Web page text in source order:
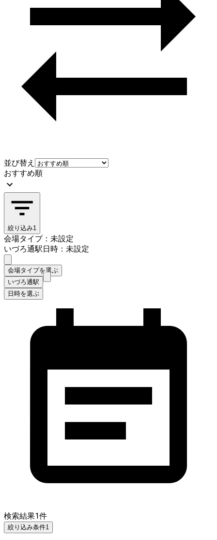
並び替え
おすすめ順
絞り込み1
会場タイプ：未設定
いづろ通駅日時：未設定
会場タイプを選ぶ
いづろ通駅
日時を選ぶ
検索結果1件
絞り込み条件1